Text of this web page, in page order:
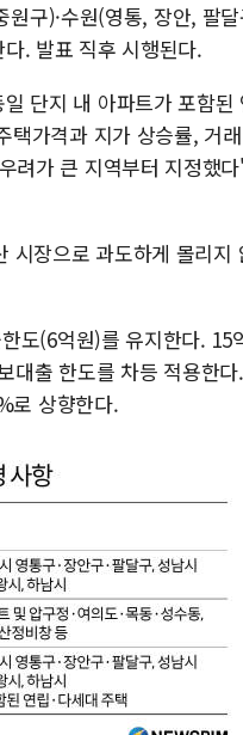
구)·수원(영통, 장안, 팔달
다. 발표 직후 시행된다.
단지 내 아파트가 포함된
택가격과 지가 상승률, 거
려가 큰 지역부터 지정했
시장으로 과도하게 몰리지
도(6억원)를 유지한다. 15
대출 한도를 차등 적용한
로 상향한다.